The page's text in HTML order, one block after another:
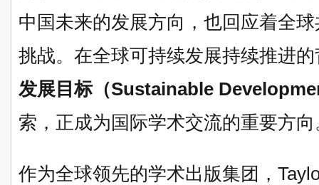
中国未来的发展方向，也回应着全
挑战。在全球可持续发展持续推进
发展目标（Sustainable
索，正成为国际学术交流的重要方向
作为全球领先的学术出版集团，